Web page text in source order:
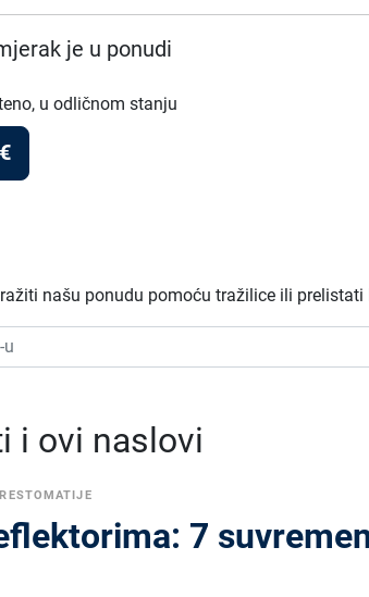
je u ponudi
u odličnom stanju
€
našu ponudu pomoću tražilice ili
i ovi naslovi
7